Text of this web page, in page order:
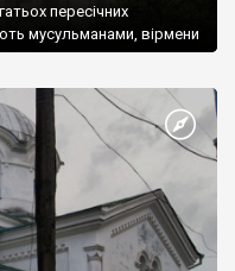
пересічних
мусульманами, вірмени